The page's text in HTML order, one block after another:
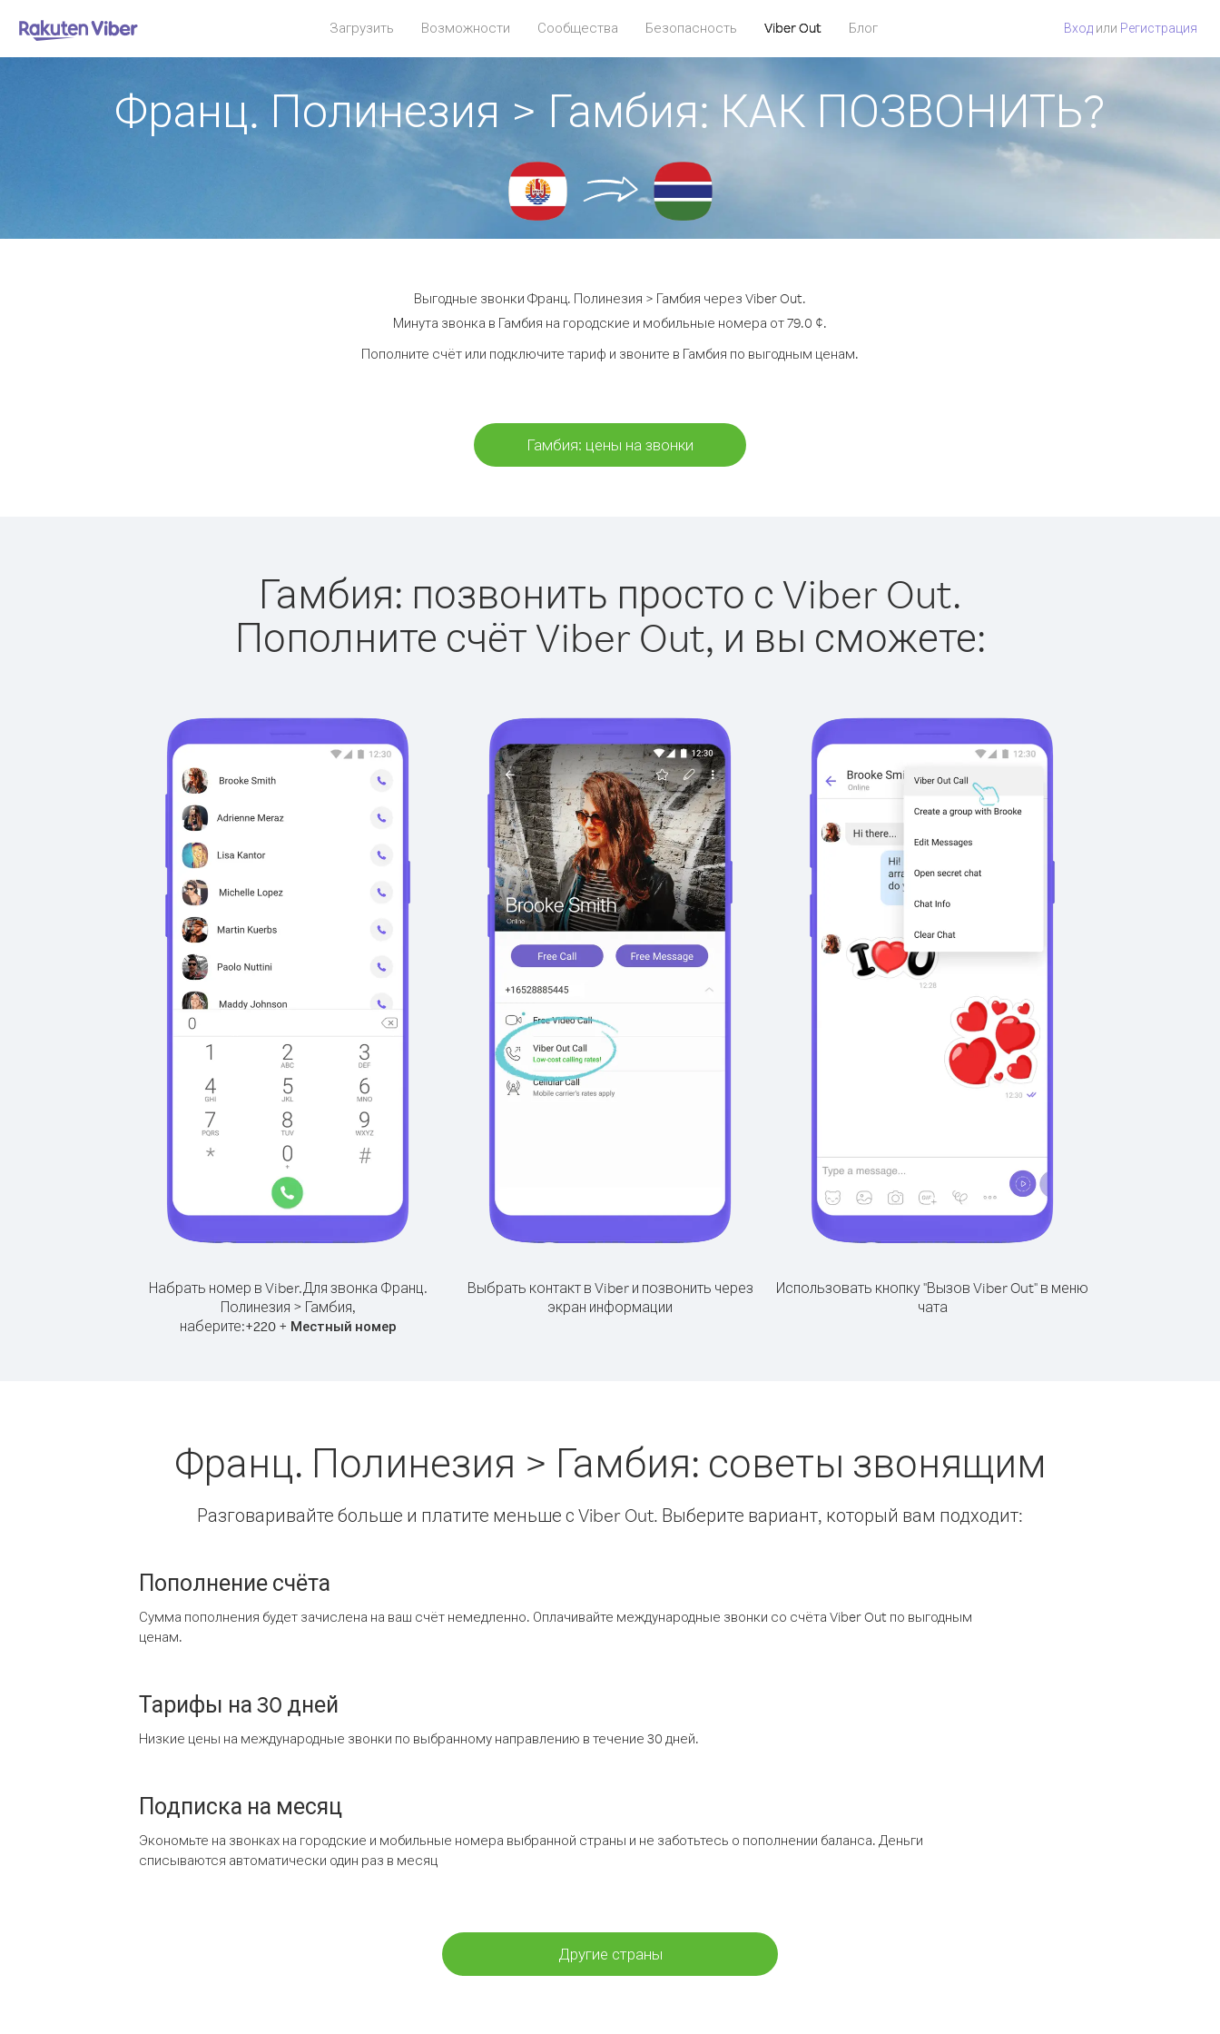
Загрузить Возможности Сообщества Безопасность Viber Out Блог Вход или Регистрация
Франц. Полинезия > Гамбия: КАК ПОЗВОНИТЬ?
Выгодные звонки Франц. Полинезия > Гамбия через Viber Out.
Минута звонка в Гамбия на городские и мобильные номера от 79.0 ¢.
Пополните счёт или подключите тариф и звоните в Гамбия по выгодным ценам.
Гамбия: цены на звонки
Гамбия: позвонить просто с Viber Out.
Пополните счёт Viber Out, и вы сможете:
Набрать номер в Viber.Для звонка Франц.
Полинезия > Гамбия,
наберите:+220+ Местный номер
Выбрать контакт в Viber и позвонить через
экран информации
Использовать кнопку "Вызов Viber Out" в меню
чата
Франц. Полинезия > Гамбия: советы звонящим
Разговаривайте больше и платите меньше с Viber Out. Выберите вариант, который вам подходит:
Пополнение счёта
Сумма пополнения будет зачислена на ваш счёт немедленно. Оплачивайте международные звонки со счёта Viber Out по выгодным
ценам.
Тарифы на 30 дней
Низкие цены на международные звонки по выбранному направлению в течение 30 дней.
Подписка на месяц
Экономьте на звонках на городские и мобильные номера выбранной страны и не заботьтесь о пополнении баланса. Деньги
списываются автоматически один раз в месяц
Другие страны